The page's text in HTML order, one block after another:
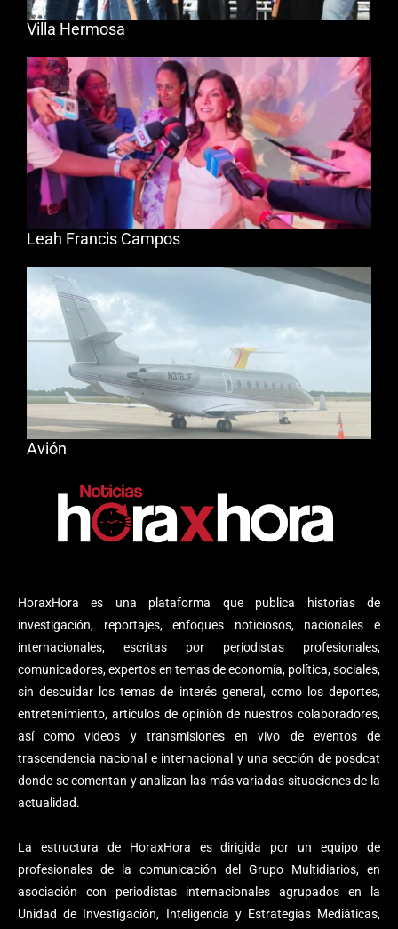
HoraxHora es una plataforma que publica historias de
investigación, reportajes, enfoques noticiosos, nacionales e
internacionales, escritas por periodistas profesionales,
comunicadores, expertos en temas de economía, política, sociales,
sin descuidar los temas de interés general, como los deportes,
entretenimiento, artículos de opinión de nuestros colaboradores,
así como videos y transmisiones en vivo de eventos de
trascendencia nacional e internacional y una sección de posdcat
donde se comentan y analizan las más variadas situaciones de la
actualidad.
La estructura de HoraxHora es dirigida por un equipo de
profesionales de la comunicación del Grupo Multidiarios, en
asociación con periodistas internacionales agrupados en la
Unidad de Investigación, Inteligencia y Estrategias Mediáticas,
Villa Hermosa
Leah Francis Campos
Avión